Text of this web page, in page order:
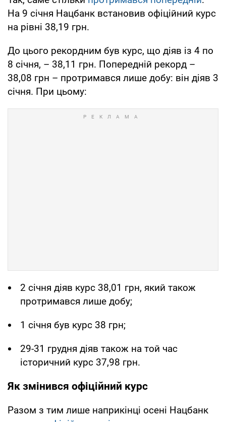
На 9 січня Нацбанк встановив офіційний курс
на рівні 38,19 грн.
До цього рекордним був курс, що діяв із 4 по
8 січня, – 38,11 грн. Попередній рекорд –
38,08 грн – протримався лише добу: він діяв 3
січня. При цьому:
2 січня діяв курс 38,01 грн, який також
протримався лише добу;
1 січня був курс 38 грн;
29-31 грудня діяв також на той час
історичний курс 37,98 грн.
Як змінився офіційний курс
Разом з тим лише наприкінці осені Нацбанк